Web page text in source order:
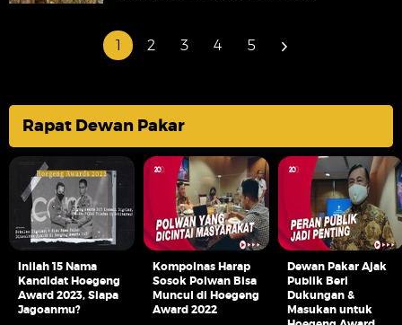
1 2 3 4 5
Rapat Dewan Pakar
Inilah 15 Nama
Kandidat Hoegeng
Award 2023, Siapa
Jagoanmu?
Kompolnas Harap
Sosok Polwan Bisa
Muncul di Hoegeng
Award 2022
Dewan Pakar Ajak
Publik Beri
Dukungan &
Masukan untuk